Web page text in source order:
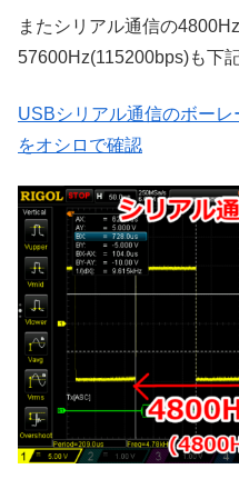
またシリアル通信の
57600Hz(115200bps)も下
USBシリアル通信のボー
をオシロで確認